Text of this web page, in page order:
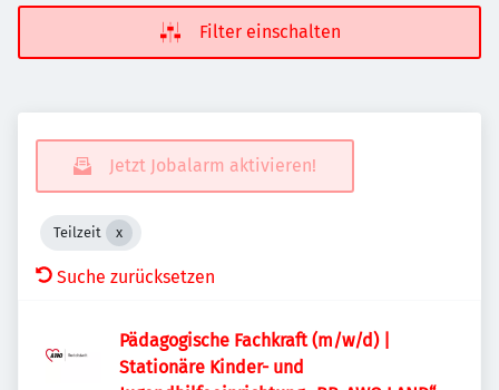
Filter einschalten
Jetzt Jobalarm aktivieren!
Teilzeit
Suche zurücksetzen
Pädagogische Fachkraft (m/w/d) |
Stationäre Kinder- und